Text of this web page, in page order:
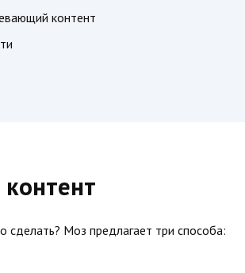
контент
сделать? Моз предлагает три способа: